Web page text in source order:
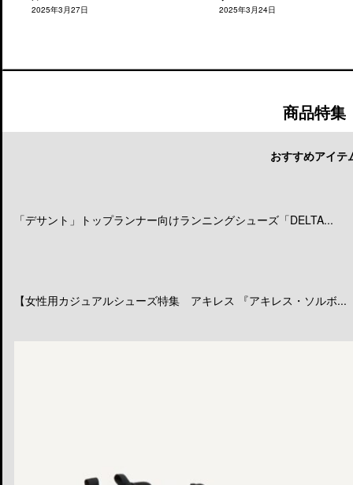
2025年3月27日 2025年3月24日
商品特集
おすすめアイテ
「デサント」トップランナー向けランニングシューズ「DELTA...
【女性用カジュアルシューズ特集 アキレス 『アキレス・ソルボ...